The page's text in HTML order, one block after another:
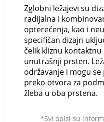
Zglobni ležajevi su
radijalna i
opterećenja, kao i
specifičan dizajn
čelik kliznu
unutrašnji prsten.
održavanje i mogu
preko otvora za
žleba u oba prstena.
*Svi opisi su